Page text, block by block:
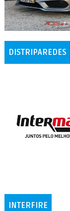
DISTRIPAREDES
INTERFIRE